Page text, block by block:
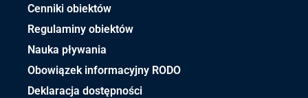
Cenniki obiektów
Regulaminy obiektów
Nauka pływania
Obowiązek informacyjny RODO
Deklaracja dostępności